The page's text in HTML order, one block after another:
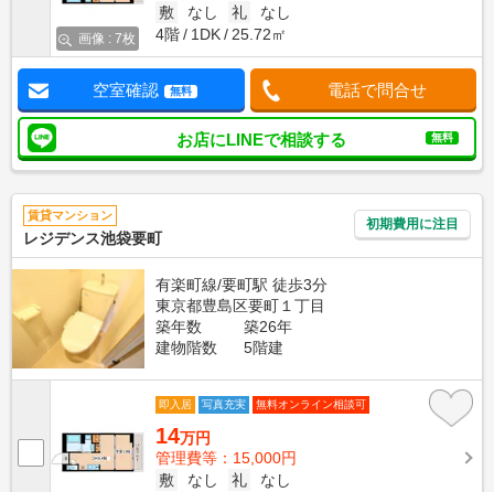
画像 : 7枚
敷
なし 礼
なし
4階
1DK 25.72㎡
空室確認 無料 電話で問合せ
お店にLINEで相談する 無料
賃貸マンション
レジデンス池袋要町
初期費用に注目
有楽町線/要町駅 徒歩3分
東京都豊島区要町１丁目
築年数
築26年
建物階数
5階建
即入居 写真充実 無料オンライン相談可
14万円
管理費等：15,000円
敷
なし 礼
なし